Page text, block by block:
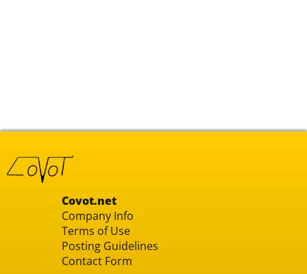
Covot.net
Company Info
Terms of Use
Posting Guidelines
Contact Form